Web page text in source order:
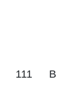
111 B